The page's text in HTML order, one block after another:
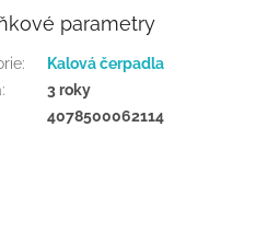
parametry
:
Kalová čerpadla
:
3 roky
4078500062114